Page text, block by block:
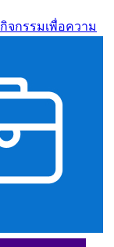
กิจกรรมเพื่อความ